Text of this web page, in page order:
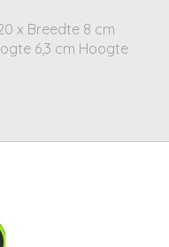
x Breedte 8 cm
6,3 cm Hoogte